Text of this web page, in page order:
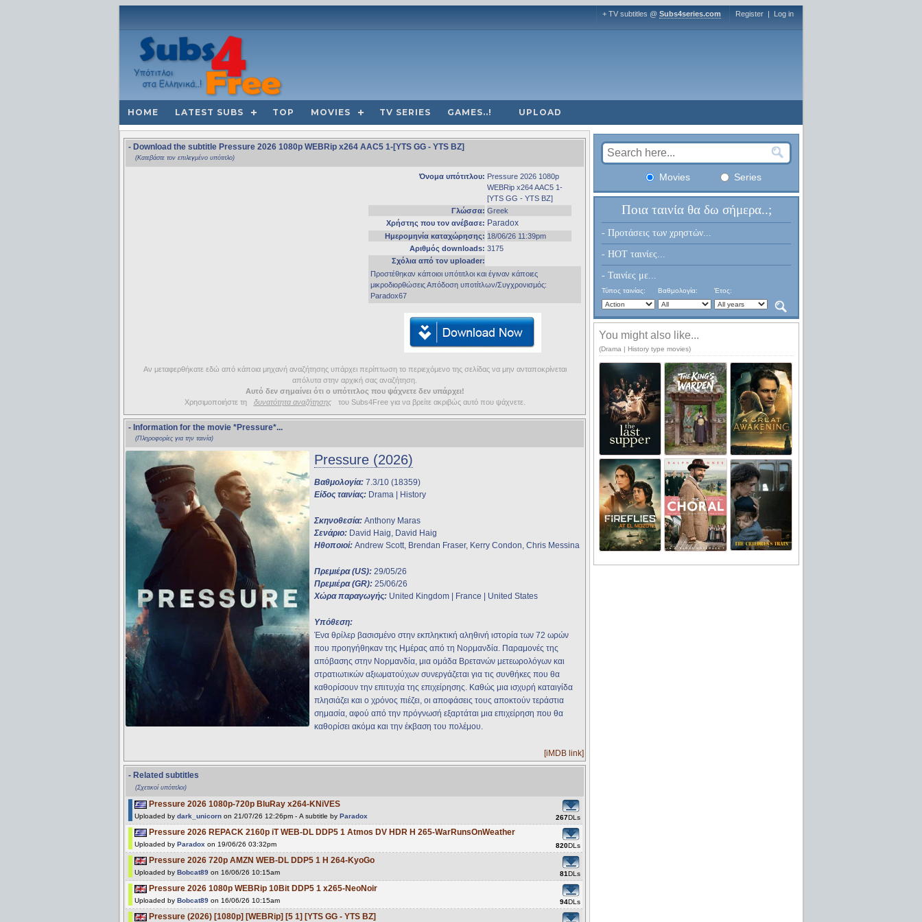
+ TV subtitles @ Subs4series.com Register | Log in
HOME LATEST SUBS TOP MOVIES TV SERIES GAMES..! UPLOAD
- Download the subtitle Pressure 2026 1080p WEBRip x264 AAC5 1-[YTS GG - YTS BZ]
(Κατεβάστε τον επιλεγμένο υπότιτλο)
Όνομα υπότιτλου: Pressure 2026 1080p
WEBRip x264 AAC5 1-
[YTS GG - YTS BZ]
Γλώσσα: Greek
Χρήστης που τον ανέβασε: Paradox
Ημερομηνία καταχώρησης: 18/06/26 11:39pm
Αριθμός downloads: 3175
Σχόλια από τον uploader:
Προστέθηκαν κάποιοι υπότιτλοι και έγιναν κάποιες
μικροδιορθώσεις Απόδοση υποτίτλων/Συγχρονισμός:
Paradox67
Αν μεταφερθήκατε εδώ από κάποια μηχανή αναζήτησης υπάρχει περίπτωση το περιεχόμενο της σελίδας να μην ανταποκρίνεται
απόλυτα στην αρχική σας αναζήτηση.
Αυτό δεν σημαίνει ότι ο υπότιτλος που ψάχνετε δεν υπάρχει!
Χρησιμοποιήστε τη
δυνατότητα αναζήτησης του Subs4Free για να βρείτε ακριβώς αυτό που ψάχνετε.
- Information for the movie *Pressure*...
(Πληροφορίες για την ταινία)
Pressure (2026)
Βαθμολογία: 7.3/10 (18359)
Είδος ταινίας: Drama | History
Σκηνοθεσία: Anthony Maras
Σενάριο: David Haig, David Haig
Ηθοποιοί: Andrew Scott, Brendan Fraser, Kerry Condon, Chris Messina
Πρεμιέρα (US): 29/05/26
Πρεμιέρα (GR): 25/06/26
Χώρα παραγωγής: United Kingdom | France | United States
Υπόθεση:
Ένα θρίλερ βασισμένο στην εκπληκτική αληθινή ιστορία των 72 ωρών
που προηγήθηκαν της Ημέρας από τη Νορμανδία. Παραμονές της
απόβασης στην Νορμανδία, μια ομάδα Βρετανών μετεωρολόγων και
στρατιωτικών αξιωματούχων συνεργάζεται για τις συνθήκες που θα
καθορίσουν την επιτυχία της επιχείρησης. Καθώς μια ισχυρή καταιγίδα
πλησιάζει και ο χρόνος πιέζει, οι αποφάσεις τους αποκτούν τεράστια
σημασία, αφού από την πρόγνωσή εξαρτάται μια επιχείρηση που θα
καθορίσει ακόμα και την έκβαση του πολέμου.
[iMDB link]
- Related subtitles
(Σχετικοί υπότιτλοι)
Pressure 2026 1080p-720p BluRay x264-KNiVES
Uploaded by dark_unicorn on 21/07/26 12:26pm - A subtitle by Paradox 267DLs
Pressure 2026 REPACK 2160p iT WEB-DL DDP5 1 Atmos DV HDR H 265-WarRunsOnWeather
Uploaded by Paradox on 19/06/26 03:32pm 820DLs
Pressure 2026 720p AMZN WEB-DL DDP5 1 H 264-KyoGo
Uploaded by Bobcat89 on 16/06/26 10:15am 81DLs
Pressure 2026 1080p WEBRip 10Bit DDP5 1 x265-NeoNoir
Uploaded by Bobcat89 on 16/06/26 10:15am 94DLs
Pressure (2026) [1080p] [WEBRip] [5 1] [YTS GG - YTS BZ]
Movies Series
Ποια ταινία θα δω σήμερα..;
- Προτάσεις των χρηστών...
- HOT ταινίες...
- Ταινίες με...
Τύπος ταινίας: Βαθμολογία: Έτος:
You might also like...
(Drama | History type movies)